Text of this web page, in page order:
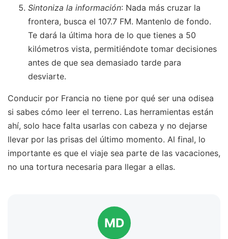
Sintoniza la información: Nada más cruzar la
frontera, busca el 107.7 FM. Mantenlo de fondo.
Te dará la última hora de lo que tienes a 50
kilómetros vista, permitiéndote tomar decisiones
antes de que sea demasiado tarde para
desviarte.
Conducir por Francia no tiene por qué ser una odisea
si sabes cómo leer el terreno. Las herramientas están
ahí, solo hace falta usarlas con cabeza y no dejarse
llevar por las prisas del último momento. Al final, lo
importante es que el viaje sea parte de las vacaciones,
no una tortura necesaria para llegar a ellas.
MD